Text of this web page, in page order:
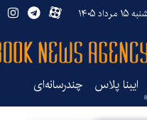
۱۴۰۵
ایبنا پلاس چندرسانه‌ای